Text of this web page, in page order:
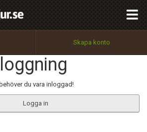
Skapa konto
du vara inloggad!
Logga in
Utför
100%
OK
Tillbaka till förstasidan